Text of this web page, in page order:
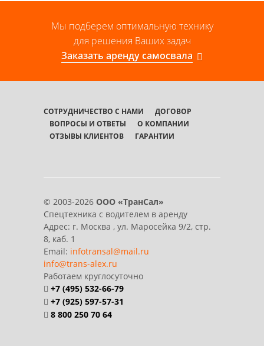
Мы подберем оптимальную технику
для решения Ваших задач
Заказать аренду самосвала
СОТРУДНИЧЕСТВО С НАМИ
ДОГОВОР
ВОПРОСЫ И ОТВЕТЫ
О КОМПАНИИ
ОТЗЫВЫ КЛИЕНТОВ
ГАРАНТИИ
© 2003-2026 ООО «ТранСал»
Спецтехника с водителем в аренду
Адрес: г. Москва , ул. Маросейка 9/2, стр.
8, каб. 1
Email: infotransal@mail.ru
info@trans-alex.ru
Работаем круглосуточно
+7 (495) 532-66-79
+7 (925) 597-57-31
8 800 250 70 64